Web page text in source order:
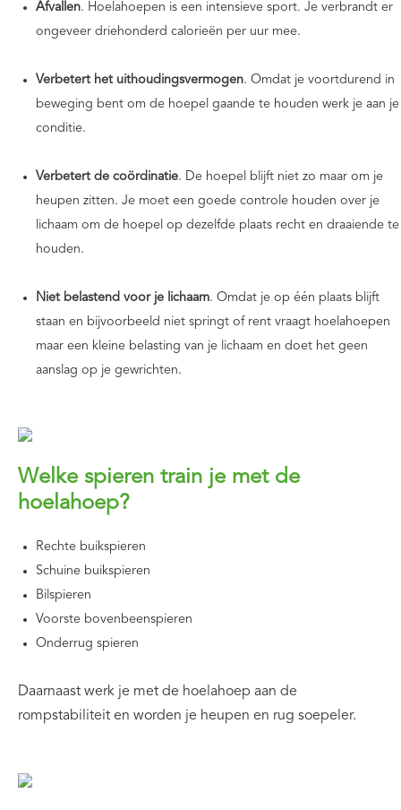
Afvallen. Hoelahoepen is een intensieve sport. Je verbrandt er
ongeveer driehonderd calorieën per uur mee.
Verbetert het uithoudingsvermogen. Omdat je voortdurend in
beweging bent om de hoepel gaande te houden werk je aan je
conditie.
Verbetert de coördinatie. De hoepel blijft niet zo maar om je
heupen zitten. Je moet een goede controle houden over je
lichaam om de hoepel op dezelfde plaats recht en draaiende te
houden.
Niet belastend voor je lichaam. Omdat je op één plaats blijft
staan en bijvoorbeeld niet springt of rent vraagt hoelahoepen
maar een kleine belasting van je lichaam en doet het geen
aanslag op je gewrichten.
Welke spieren train je met de
hoelahoep?
Rechte buikspieren
Schuine buikspieren
Bilspieren
Voorste bovenbeenspieren
Onderrug spieren
Daarnaast werk je met de hoelahoep aan de
rompstabiliteit en worden je heupen en rug soepeler.